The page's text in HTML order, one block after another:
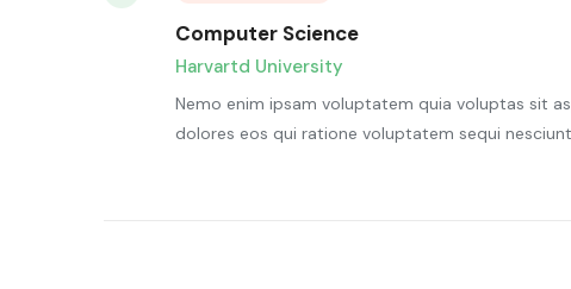
Computer Science
Harvartd University
Nemo enim ipsam voluptatem quia voluptas sit
dolores eos qui ratione voluptatem sequi